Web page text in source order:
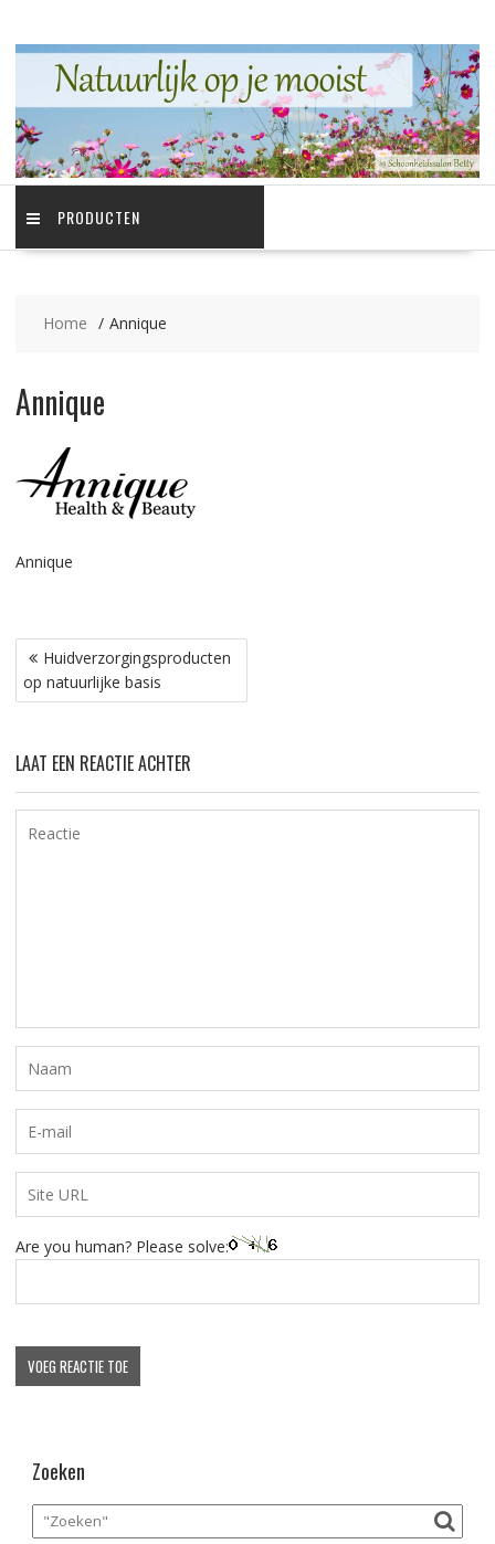
de
PRODUCTEN
Home Annique
Annique
Annique
Bericht
navigatie
Huidverzorgingsproducten
op natuurlijke basis
LAAT EEN REACTIE ACHTER
Are you human? Please solve:
Zoeken